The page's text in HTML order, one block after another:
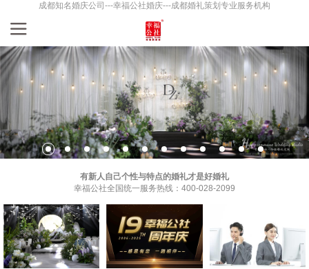
成都知名婚庆公司---幸福公社婚庆---成都婚礼策划专业服务机构
有新人自己个性与特点的婚礼才是好婚礼
幸福公社全国统一服务热线：400-028-2099